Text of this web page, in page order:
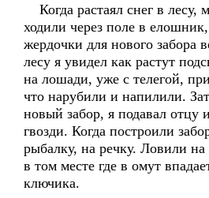
Когда растаял снег в лесу,
ходили через поле в елошник,
жердочки для нового забора
лесу я увидел как растут
на лошади, уже с телегой,
что нарубили и напилили.
новый забор, я подавал отцу
гвозди. Когда построили
рыбалку, на речку. Ловили на
в том месте где в омут
ключика.